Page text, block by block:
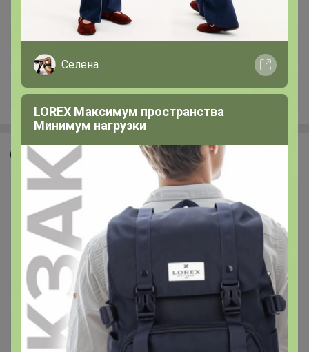
СЛАДКАЯ, 07 августа 2026, 13:08
+2.3K
зяка
Селена
LOREX Максимум пространства
Минимум нагрузки